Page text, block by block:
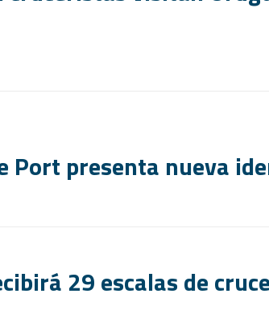
Port presenta nueva
29 escalas de